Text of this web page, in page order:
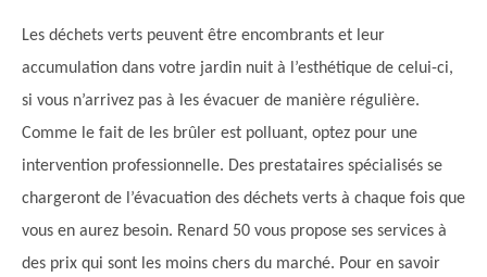
Les déchets verts peuvent être encombrants et leur
accumulation dans votre jardin nuit à l’esthétique de celui-ci,
si vous n’arrivez pas à les évacuer de manière régulière.
Comme le fait de les brûler est polluant, optez pour une
intervention professionnelle. Des prestataires spécialisés se
chargeront de l’évacuation des déchets verts à chaque fois que
vous en aurez besoin. Renard 50 vous propose ses services à
des prix qui sont les moins chers du marché. Pour en savoir